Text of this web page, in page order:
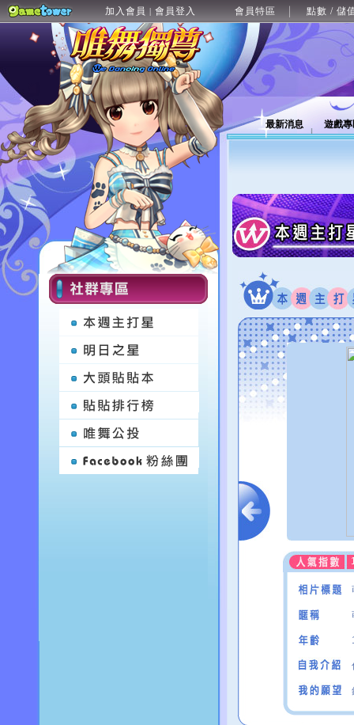
加入會員 | 會員登入 會員特區 點數 / 儲
最新消息 遊戲